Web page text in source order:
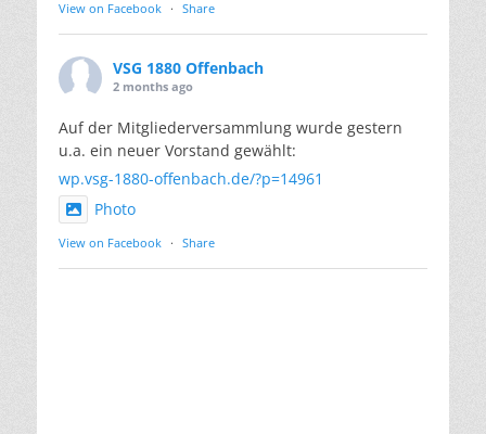
View on Facebook · Share
VSG 1880 Offenbach
2 months ago
Auf der Mitgliederversammlung wurde gestern
u.a. ein neuer Vorstand gewählt:
wp.vsg-1880-offenbach.de/?p=14961
Photo
View on Facebook · Share